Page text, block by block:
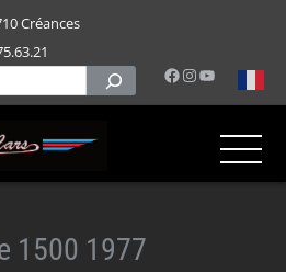
Créances
Facebook
Instagram
YouTube
1500 1977